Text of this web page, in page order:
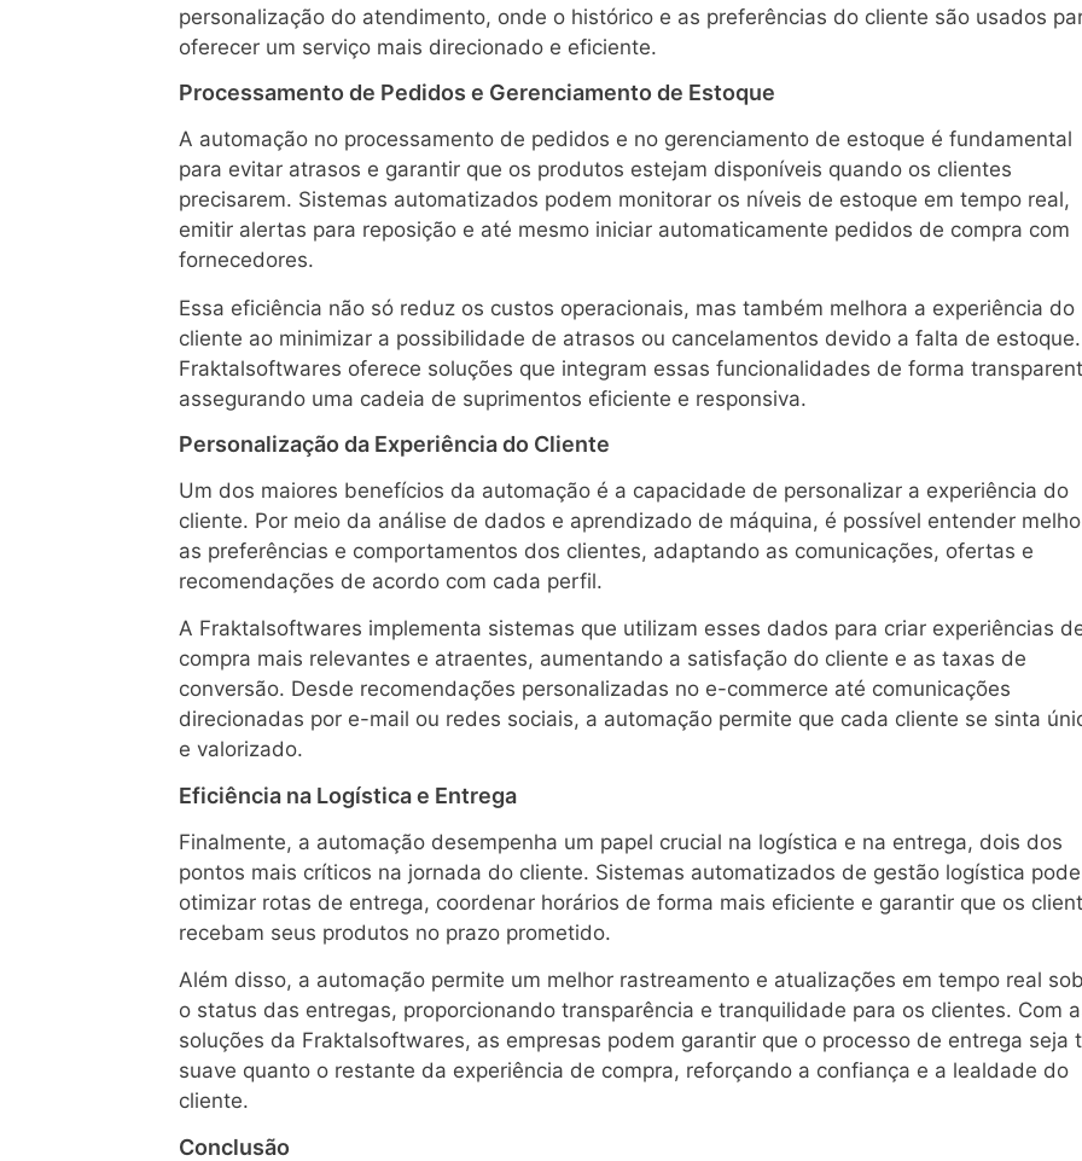
personalização do atendimento, onde o histórico e as preferências do cliente são usados
oferecer um serviço mais direcionado e eficiente.
Processamento de Pedidos e Gerenciamento de Estoque
A automação no processamento de pedidos e no gerenciamento de estoque é fundamental
para evitar atrasos e garantir que os produtos estejam disponíveis quando os clientes
precisarem. Sistemas automatizados podem monitorar os níveis de estoque em tempo real,
emitir alertas para reposição e até mesmo iniciar automaticamente pedidos de compra com
fornecedores.
Essa eficiência não só reduz os custos operacionais, mas também melhora a experiência do
cliente ao minimizar a possibilidade de atrasos ou cancelamentos devido a falta de
Fraktalsoftwares oferece soluções que integram essas funcionalidades de forma
assegurando uma cadeia de suprimentos eficiente e responsiva.
Personalização da Experiência do Cliente
Um dos maiores benefícios da automação é a capacidade de personalizar a experiência do
cliente. Por meio da análise de dados e aprendizado de máquina, é possível entender
as preferências e comportamentos dos clientes, adaptando as comunicações, ofertas e
recomendações de acordo com cada perfil.
A Fraktalsoftwares implementa sistemas que utilizam esses dados para criar experiências
compra mais relevantes e atraentes, aumentando a satisfação do cliente e as taxas de
conversão. Desde recomendações personalizadas no e-commerce até comunicações
direcionadas por e-mail ou redes sociais, a automação permite que cada cliente se sinta
e valorizado.
Eficiência na Logística e Entrega
Finalmente, a automação desempenha um papel crucial na logística e na entrega, dois dos
pontos mais críticos na jornada do cliente. Sistemas automatizados de gestão logística
otimizar rotas de entrega, coordenar horários de forma mais eficiente e garantir que os
recebam seus produtos no prazo prometido.
Além disso, a automação permite um melhor rastreamento e atualizações em tempo real
o status das entregas, proporcionando transparência e tranquilidade para os clientes. Com
soluções da Fraktalsoftwares, as empresas podem garantir que o processo de entrega seja
suave quanto o restante da experiência de compra, reforçando a confiança e a lealdade do
cliente.
Conclusão